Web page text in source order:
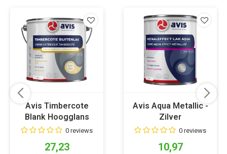
Avis Timbercote
Blank Hoogglans
0 reviews
27,23
Avis Aqua Metallic -
Zilver
0 reviews
10,97